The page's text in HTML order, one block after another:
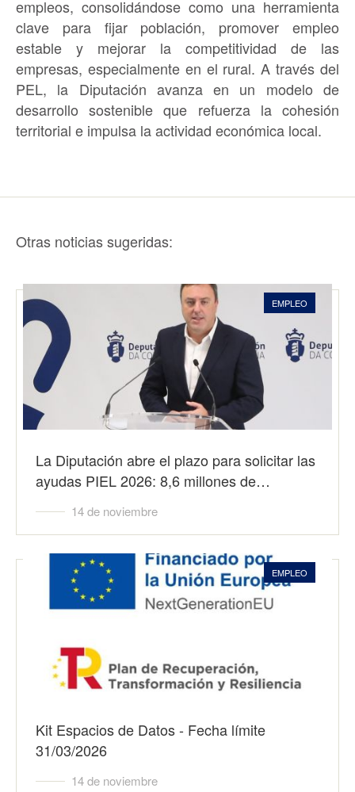
empleos, consolidándose como una herramienta
clave para fijar población, promover empleo
estable y mejorar la competitividad de las
empresas, especialmente en el rural. A través del
PEL, la Diputación avanza en un modelo de
desarrollo sostenible que refuerza la cohesión
territorial e impulsa la actividad económica local.
Otras noticias sugeridas:
EMPLEO
La Diputación abre el plazo para solicitar las
ayudas PIEL 2026: 8,6 millones de…
14 de noviembre
EMPLEO
Kit Espacios de Datos - Fecha límite
31/03/2026
14 de noviembre